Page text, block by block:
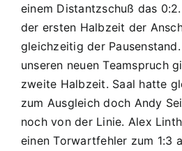
einem Distantzschuß das
der ersten Halbzeit der
gleichzeitig der
unseren neuen Teamspruch
zweite Halbzeit. Saal hatte
zum Ausgleich doch Andy
noch von der Linie. Alex
einen Torwartfehler zum 1:3